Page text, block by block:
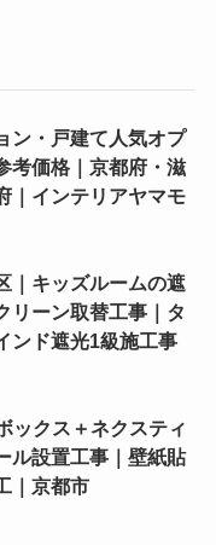
ン・戸建て人気オプ
考価格｜京都府・滋
｜インテリアヤマモ
｜キッズルームの遮
リーン取替工事｜タ
ンド遮光1級施工事
ックス＋ネクスティ
ル設置工事｜壁紙貼
｜京都市